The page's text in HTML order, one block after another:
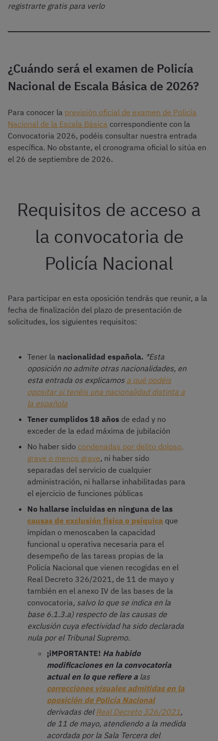
registrarte gratis para verlo
¿Cuándo será el examen de Policía
Nacional de Escala Básica de 2026?
Para conocer la previsión oficial de examen de Policía
Nacional de la Escala Básica correspondiente con la
Convocatoria 2026, podéis consultar nuestra entrada
específica. No obstante, el cronograma oficial lo sitúa en
el 26 de septiembre de 2026.
Requisitos de acceso a
la convocatoria de
Policía Nacional
Para participar en esta oposición tendrás que reunir, a la
fecha de finalización del plazo de presentación de
solicitudes, los siguientes requisitos:
Tener la nacionalidad española. *Esta
oposición no admite otras nacionalidades, en
esta entrada os explicamos a qué podéis
opositar si tenéis una nacionalidad distinta a
la española
Tener cumplidos 18 años de edad y no
exceder de la edad máxima de jubilación
No haber sido condenadas por delito doloso,
grave o menos grave, ni haber sido
separadas del servicio de cualquier
administración, ni hallarse inhabilitadas para
el ejercicio de funciones públicas
No hallarse incluidas en ninguna de las
causas de exclusión física o psíquica que
impidan o menoscaben la capacidad
funcional u operativa necesaria para el
desempeño de las tareas propias de la
Policía Nacional que vienen recogidas en el
Real Decreto 326/2021, de 11 de mayo y
también en el anexo IV de las bases de la
convocatoria, salvo lo que se indica en la
base 6.1.3.a) respecto de las causas de
exclusión cuya efectividad ha sido declarada
nula por el Tribunal Supremo.
¡iMPORTANTE! Ha habido
modificaciones en la convocatoria
actual en lo que refiere alas
correcciones visuales admitidas en la
oposición de Policía Nacional
derivadas delReal Decreto 326/2021,
de 11 de mayo, atendiendo a la medida
acordada por la Sala Tercera del